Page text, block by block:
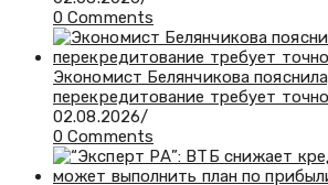
0 Comments
Экономист Белянчикова
перекредитование требует
02.08.2026/
0 Comments